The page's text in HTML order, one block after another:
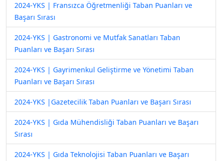
2024-YKS | Fransızca Öğretmenliği Taban Puanları ve
Başarı Sırası
2024-YKS | Gastronomi ve Mutfak Sanatları Taban
Puanları ve Başarı Sırası
2024-YKS | Gayrimenkul Geliştirme ve Yönetimi Taban
Puanları ve Başarı Sırası
2024-YKS |Gazetecilik Taban Puanları ve Başarı Sırası
2024-YKS | Gıda Mühendisliği Taban Puanları ve Başarı
Sırası
2024-YKS | Gıda Teknolojisi Taban Puanları ve Başarı